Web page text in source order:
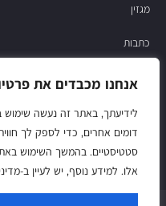
אנחנו מכבדים את
דומים אחרים, כדי לספק לך
סטטיסטיים. בהמשך השימוש
אלו. למידע נוסף, יש לעיין
מגזין
כתבות
צור קשר